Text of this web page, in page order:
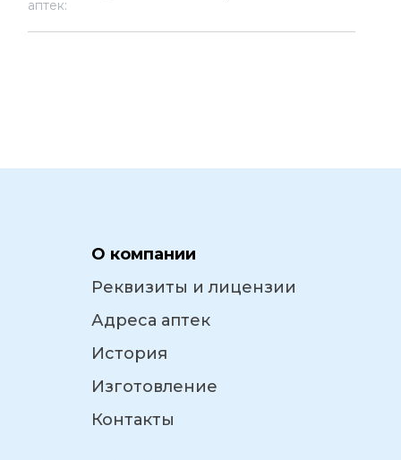
аптек:
О компании
Реквизиты и лицензии
Адреса аптек
История
Изготовление
Контакты